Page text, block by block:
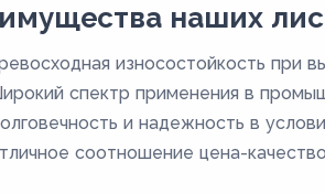
наших
износостойкость при
спектр применения в
и надежность в
соотношение цена-